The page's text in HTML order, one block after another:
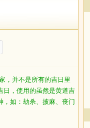
，并不是所有的吉日里
日，使用的虽然是黄道吉
，如：劫杀、披麻、丧门